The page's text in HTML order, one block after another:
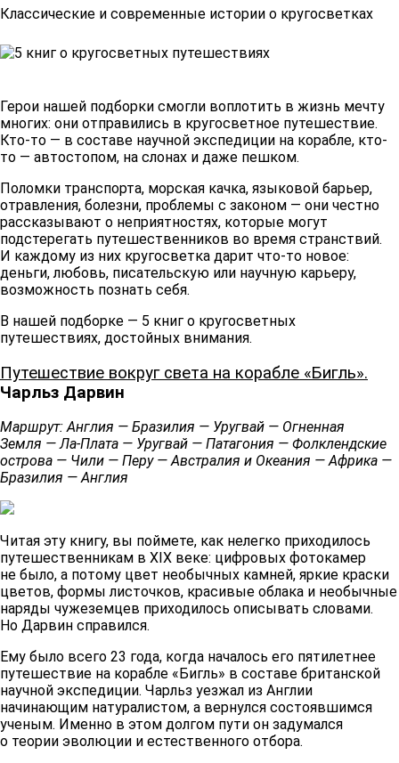
Классические и современные истории о кругосветках
Герои нашей подборки смогли воплотить в жизнь мечту
многих: они отправились в кругосветное путешествие.
Кто-то — в составе научной экспедиции на корабле, кто-
то — автостопом, на слонах и даже пешком.
Поломки транспорта, морская качка, языковой барьер,
отравления, болезни, проблемы с законом — они честно
рассказывают о неприятностях, которые могут
подстерегать путешественников во время странствий.
И каждому из них кругосветка дарит что-то новое:
деньги, любовь, писательскую или научную карьеру,
возможность познать себя.
В нашей подборке — 5 книг о кругосветных
путешествиях, достойных внимания.
Путешествие вокруг света на корабле «Бигль».
Чарльз Дарвин
Маршрут: Англия — Бразилия — Уругвай — Огненная
Земля — Ла-Плата — Уругвай — Патагония — Фолклендские
острова — Чили — Перу — Австралия и Океания — Африка —
Бразилия — Англия
Читая эту книгу, вы поймете, как нелегко приходилось
путешественникам в XIX веке: цифровых фотокамер
не было, а потому цвет необычных камней, яркие краски
цветов, формы листочков, красивые облака и необычные
наряды чужеземцев приходилось описывать словами.
Но Дарвин справился.
Ему было всего 23 года, когда началось его пятилетнее
путешествие на корабле «Бигль» в составе британской
научной экспедиции. Чарльз уезжал из Англии
начинающим натуралистом, а вернулся состоявшимся
ученым. Именно в этом долгом пути он задумался
о теории эволюции и естественного отбора.